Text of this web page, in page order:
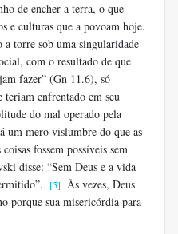
de encher a terra, o que
e culturas que a povoam hoje.
a torre sob uma singularidade
com o resultado de que
fazer” (Gn 11.6), só
teriam enfrentado em seu
do mal operado pela
um mero vislumbre do que as
fossem possíveis sem
disse: “Sem Deus e a vida
[5] Às vezes, Deus
porque sua misericórdia para